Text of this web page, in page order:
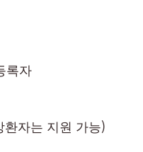
록자
자는 지원 가능)